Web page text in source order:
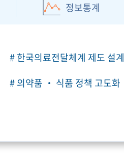
정보통계
# 한국의료전달체계 제도 설계
# 의약품 ‧ 식품 정책 고도화